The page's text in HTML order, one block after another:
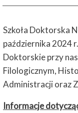
Szkoła Doktorska
października 2024
Doktorskie przy
Filologicznym,
Administracji oraz
Informacje